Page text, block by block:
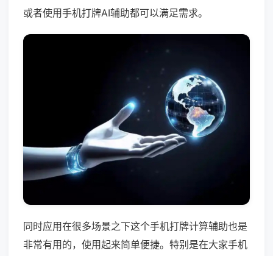
或者使用手机打牌AI辅助都可以满足需求。
同时应用在很多场景之下这个手机打牌计算辅助也是
非常有用的，使用起来简单便捷。特别是在大家手机